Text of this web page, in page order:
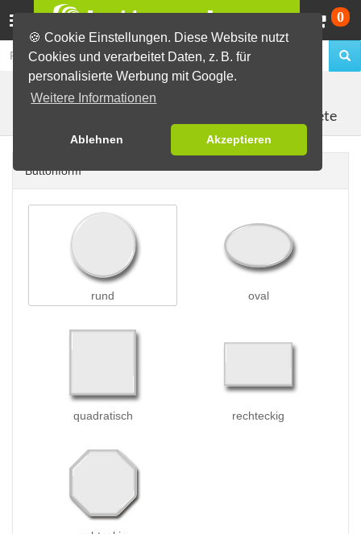
🍪 Cookie Einstellungen. Diese Website nutzt
Cookies und verarbeitet Daten, z. B. für
personalisierte Werbung mit Google.
Weitere Informationen
Ablehnen Akzeptieren
0
Buttons erstellen Magnetbuttons
Kühlschrankmagnete
Buttonform
rund oval
quadratisch rechteckig